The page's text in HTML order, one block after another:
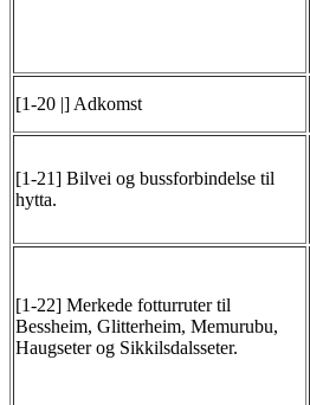
[1-20 |] Adkomst
[1-21] Bilvei og bussforbindelse til
hytta.
[1-22] Merkede fotturruter til
Bessheim, Glitterheim, Memurubu,
Haugseter og Sikkilsdalsseter.